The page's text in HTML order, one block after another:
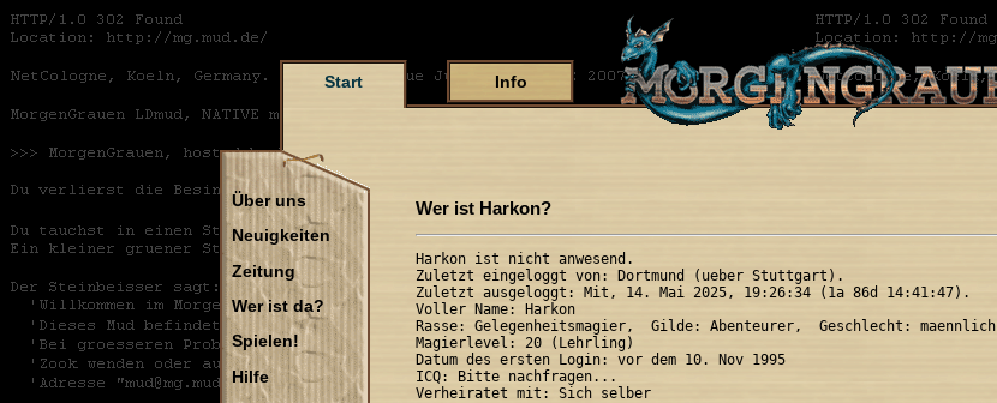
Start Info
Über uns
Neuigkeiten
Zeitung
Wer ist da?
Spielen!
Hilfe
Wer ist Harkon?
Harkon ist nicht anwesend.
Zuletzt eingeloggt von: Dortmund (ueber Stuttgart).
Zuletzt ausgeloggt: Mit, 14. Mai 2025, 19:26:34 (1a 86d 14:41:47).
Voller Name: Harkon
Rasse: Gelegenheitsmagier,  Gilde: Abenteurer,  Geschlecht: maennlich
Magierlevel: 20 (Lehrling)
Datum des ersten Login: vor dem 10. Nov 1995
ICQ: Bitte nachfragen...
Verheiratet mit: Sich selber